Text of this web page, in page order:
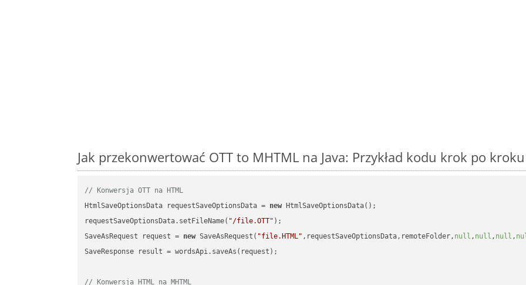
Jak przekonwertować OTT to MHTML na Java: Przykład kodu krok po kroku
// Konwersja OTT na HTML
HtmlSaveOptionsData requestSaveOptionsData = new HtmlSaveOptionsData();
requestSaveOptionsData.setFileName( "/file.OTT" );
SaveAsRequest request = new SaveAsRequest( "file.HTML" ,requestSaveOptionsData,remoteFolder, null , null , null ,
SaveResponse result = wordsApi.saveAs(request);
// Konwersja HTML na MHTML